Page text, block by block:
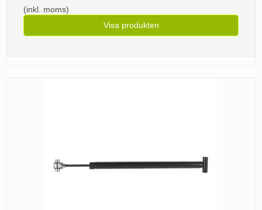
(inkl. moms)
Visa produkten